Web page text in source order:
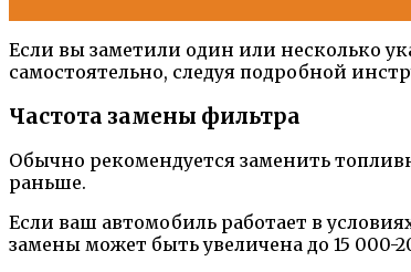
Если вы заметили один или несколько
самостоятельно, следуя подробной
Частота замены фильтра
Обычно рекомендуется заменить
раньше.
Если ваш автомобиль работает в
замены может быть увеличена до 15 000-